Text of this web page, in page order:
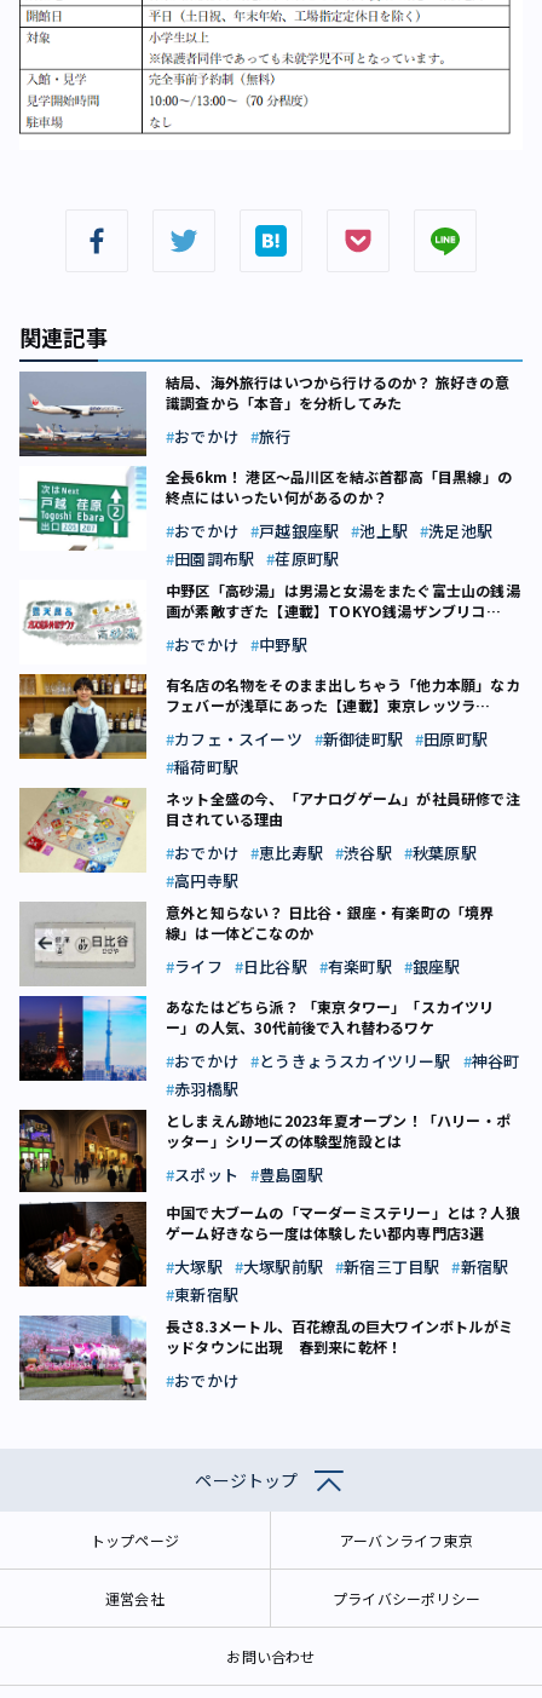
関連記事
結局、海外旅行はいつから行けるのか？ 旅好きの意
識調査から「本音」を分析してみた
おでかけ 旅行
全長6km！ 港区～品川区を結ぶ首都高「目黒線」の
終点にはいったい何があるのか？
おでかけ 戸越銀座駅 池上駅
洗足池駅
田園調布駅
荏原町駅
中野区「高砂湯」は男湯と女湯をまたぐ富士山の銭湯
画が素敵すぎた【連載】TOKYO銭湯ザンブリコ
おでかけ 中野駅
有名店の名物をそのまま出しちゃう「他力本願」なカ
フェバーが浅草にあった【連載】東京レッツラ
カフェ・スイーツ 新御徒町駅
田原町駅
稲荷町駅
ネット全盛の今、「アナログゲーム」が社員研修で注
目されている理由
おでかけ 恵比寿駅 渋谷駅
秋葉原駅
高円寺駅
意外と知らない？ 日比谷・銀座・有楽町の「境界
線」は一体どこなのか
ライフ 日比谷駅 有楽町駅 銀座駅
あなたはどちら派？ 「東京タワー」「スカイツリ
ー」の人気、30代前後で入れ替わるワケ
おでかけ とうきょうスカイツリー駅
神谷町
赤羽橋駅
としまえん跡地に2023年夏オープン！「ハリー・ポ
ッター」シリーズの体験型施設とは
スポット 豊島園駅
中国で大ブームの「マーダーミステリー」とは？人狼
ゲーム好きなら一度は体験したい都内専門店3選
大塚駅 大塚駅前駅 新宿三丁目駅
新宿駅
東新宿駅
長さ8.3メートル、百花繚乱の巨大ワインボトルがミ
ッドタウンに出現 春到来に乾杯！
おでかけ
ページトップ
トップページ アーバンライフ東京
運営会社 プライバシーポリシー
お問い合わせ